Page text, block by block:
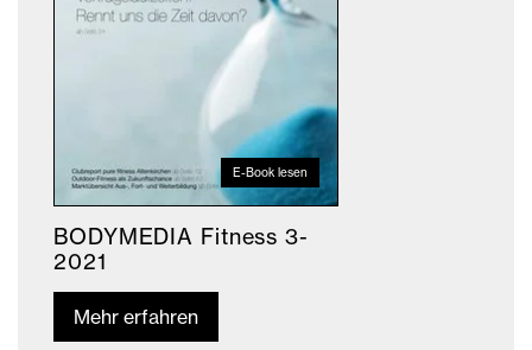
E-Book lesen
BODYMEDIA Fitness 3-
2021
Mehr erfahren